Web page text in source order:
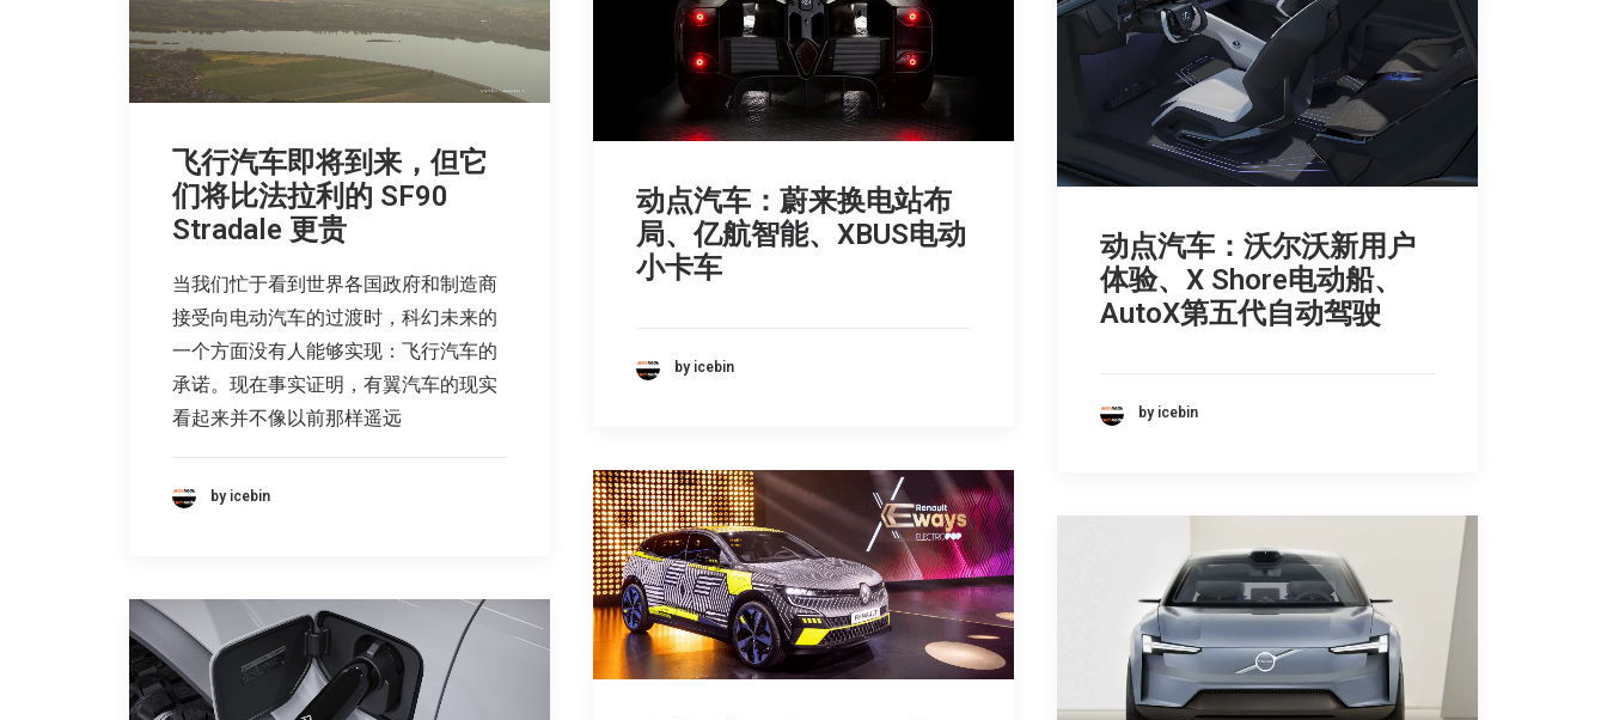
飞行汽车即将到来，但它
们将比法拉利的 SF90
Stradale 更贵
当我们忙于看到世界各国政府和制造商
接受向电动汽车的过渡时，科幻未来的
一个方面没有人能够实现：飞行汽车的
承诺。现在事实证明，有翼汽车的现实
看起来并不像以前那样遥远
by icebin
动点汽车：蔚来换电站布
局、亿航智能、XBUS电动
小卡车
by icebin
动点汽车：沃尔沃新用户
体验、X Shore电动船、
AutoX第五代自动驾驶
by icebin